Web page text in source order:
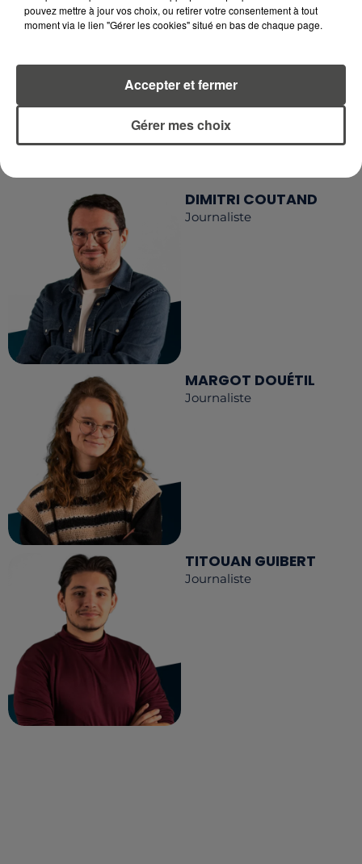
RECEVEZ LES ALERTES INFOS DE LA RÉDACTION
EN TÉLÉCHARGEANT L'APPLICATION MOBILE
LA RÉDACTION
RCA
DIMITRI COUTAND
Journaliste
MARGOT DOUÉTIL
Journaliste
TITOUAN GUIBERT
Journaliste
pouvez mettre à jour vos choix, ou retirer votre consentement à tout
moment via le lien "Gérer les cookies" situé en bas de chaque page.
Gérer mes choix
Accepter et fermer